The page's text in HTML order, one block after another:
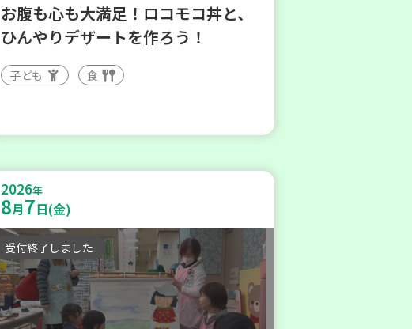
お腹も心も大満足！ロコモコ丼と、
ひんやりデザートを作ろう！
子ども 食
2026年
8月7日(金)
受付終了しました